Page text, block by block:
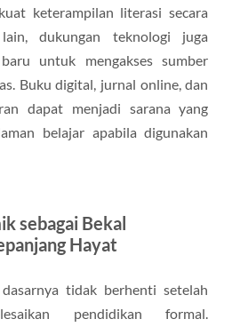
keterampilan literasi secara
dukungan teknologi juga
untuk mengakses sumber
Buku digital, jurnal online, dan
dapat menjadi sarana yang
belajar apabila digunakan
sebagai Bekal
Hayat
tidak berhenti setelah
pendidikan formal.